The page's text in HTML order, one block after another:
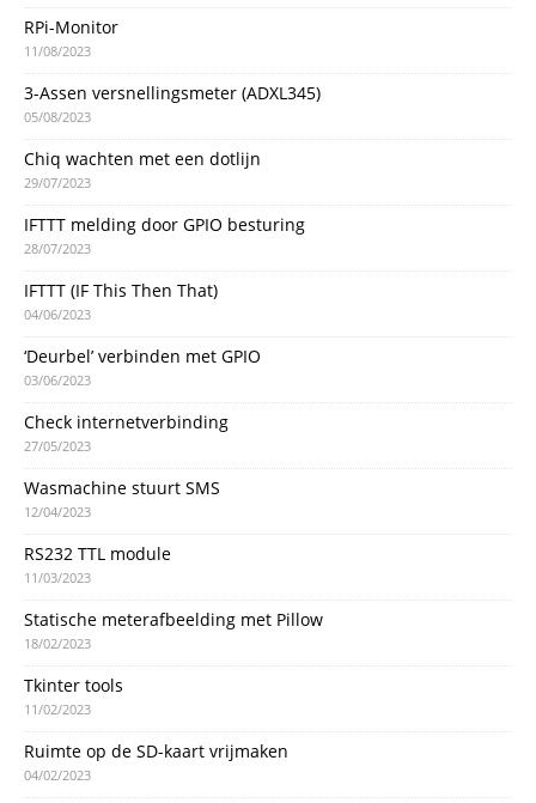
RPi-Monitor
11/08/2023
3-Assen versnellingsmeter (ADXL345)
05/08/2023
Chiq wachten met een dotlijn
29/07/2023
IFTTT melding door GPIO besturing
28/07/2023
IFTTT (IF This Then That)
04/06/2023
‘Deurbel’ verbinden met GPIO
03/06/2023
Check internetverbinding
27/05/2023
Wasmachine stuurt SMS
12/04/2023
RS232 TTL module
11/03/2023
Statische meterafbeelding met Pillow
18/02/2023
Tkinter tools
11/02/2023
Ruimte op de SD-kaart vrijmaken
04/02/2023